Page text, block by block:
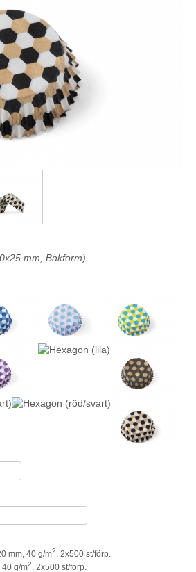
mm, Bakform)
mm, 40 g/m2
, 2x500 st/förp.
40 g/m2
, 2x500 st/förp.